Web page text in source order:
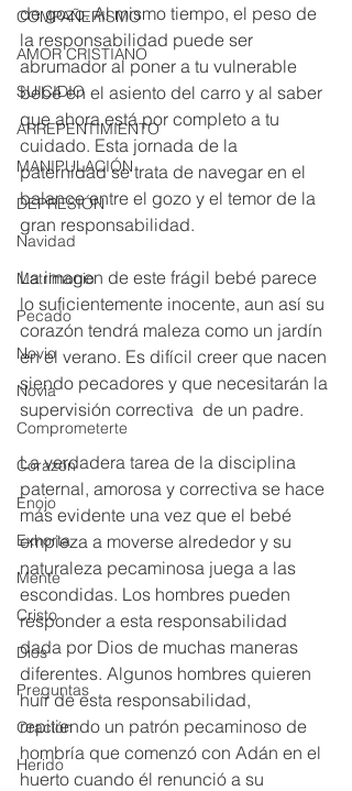
COMPAÑERISMO
AMOR CRISTIANO
SUICIDIO
ARREPENTIMIENTO
MANIPULACIÓN
DEPRESIÓN
Navidad
Matrimonio
Pecado
Novio
Novia
Comprometerte
Corazón
Enojo
Exhorta
Mente
Cristo
Dios
Preguntas
Oración
Herido
de gozo. Al mismo tiempo, el peso de
la responsabilidad puede ser
abrumador al poner a tu vulnerable
bebé en el asiento del carro y al saber
que ahora está por completo a tu
cuidado. Esta jornada de la
paternidad se trata de navegar en el
balance entre el gozo y el temor de la
gran responsabilidad.
La imagen de este frágil bebé parece
lo suficientemente inocente, aun así su
corazón tendrá maleza como un jardín
en el verano. Es difícil creer que nacen
siendo pecadores y que necesitarán la
supervisión correctiva  de un padre.
La verdadera tarea de la disciplina
paternal, amorosa y correctiva se hace
más evidente una vez que el bebé
empieza a moverse alrededor y su
naturaleza pecaminosa juega a las
escondidas. Los hombres pueden
responder a esta responsabilidad
dada por Dios de muchas maneras
diferentes. Algunos hombres quieren
huir de esta responsabilidad,
repitiendo un patrón pecaminoso de
hombría que comenzó con Adán en el
huerto cuando él renunció a su